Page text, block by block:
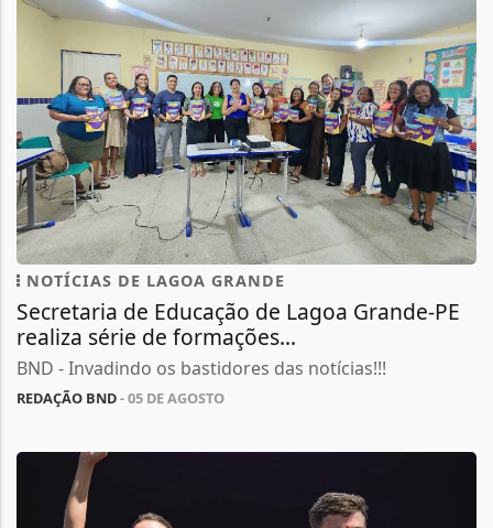
NOTÍCIAS DE LAGOA GRANDE
Secretaria de Educação de Lagoa Grande-PE
realiza série de formações...
BND - Invadindo os bastidores das notícias!!!
REDAÇÃO BND- 05 DE AGOSTO